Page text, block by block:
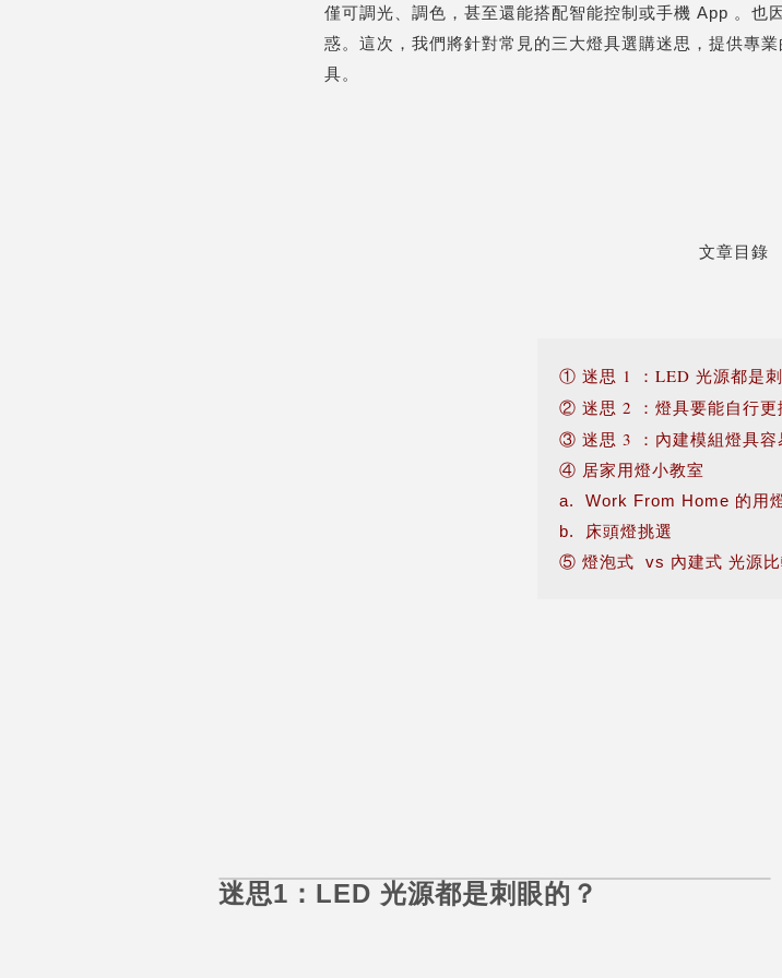
僅可調光、調色，甚至還能搭配智能控制或手機 App 。也
惑。這次，我們將針對常見的三大燈具選購迷思，提供專
具。
文章目錄
① 迷思 1 ：LED 光源都是刺
② 迷思 2 ：燈具要能自行更
③ 迷思 3 ：內建模組燈具容
④ 居家用燈小教室
a. Work From Home 的用
b. 床頭燈挑選
⑤ 燈泡式 vs 內建式 光源比
迷思1：LED 光源都是刺眼的？